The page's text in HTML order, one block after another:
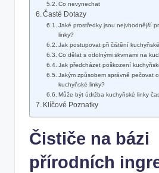
Co nevynechat
Časté Dotazy
Jaké prostředky jsou nejvhodnější
linky?
Jak postupovat při čištění
Co dělat s odolnými skvrnami na
Jak předcházet poškození
Jakým způsobem správně pečovat
kuchyňské linky?
Může být údržba kuchyňské linky
Klíčové Poznatky
Čističe na bázi
přírodních